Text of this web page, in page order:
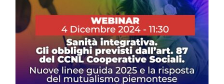
NEWS
INIZIATIVE
CONTATTI